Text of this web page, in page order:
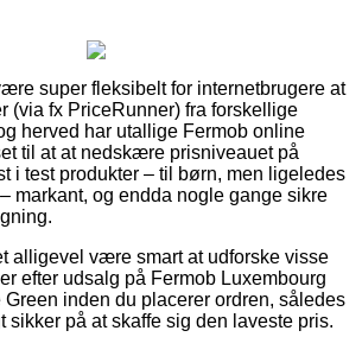
super fleksibelt for internetbrugere at
(via fx PriceRunner) fra forskellige
herved har utallige Fermob online
til at at nedskære prisniveauet på
i test produkter – til børn, men ligeledes
markant, og endda nogle gange sikre
alligevel være smart at udforske visse
efter udsalg på Fermob Luxembourg
inden du placerer ordren, således
sikker på at skaffe sig den laveste pris.